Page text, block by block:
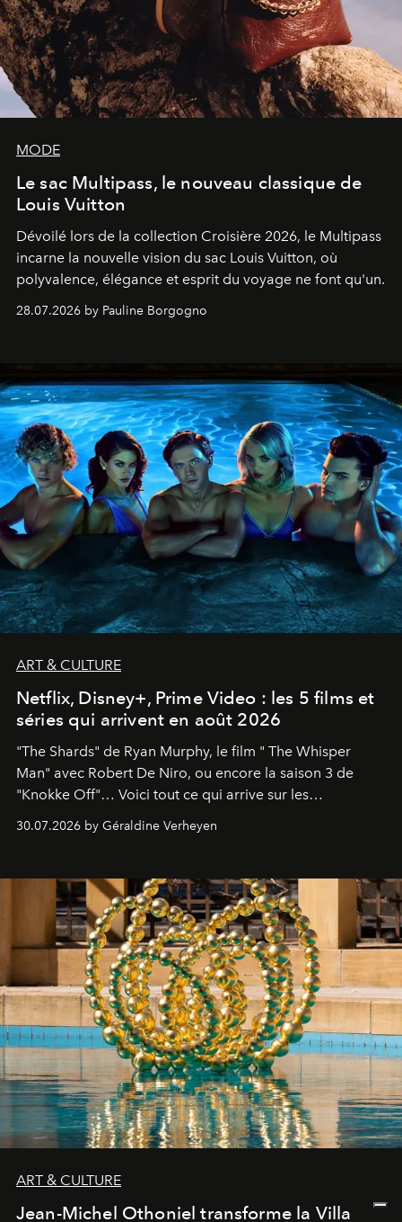
MODE
Le sac Multipass, le nouveau classique de
Louis Vuitton
Dévoilé lors de la collection Croisière 2026, le Multipass
incarne la nouvelle vision du sac Louis Vuitton, où
polyvalence, élégance et esprit du voyage ne font qu'un.
28.07.2026 by Pauline Borgogno
ART & CULTURE
Netflix, Disney+, Prime Video : les 5 films et
séries qui arrivent en août 2026
"The Shards" de Ryan Murphy, le film " The Whisper
Man" avec Robert De Niro, ou encore la saison 3 de
"Knokke Off"… Voici tout ce qui arrive sur les
plateformes de streaming en août 2026.
30.07.2026 by Géraldine Verheyen
ART & CULTURE
Jean-Michel Othoniel transforme la Villa